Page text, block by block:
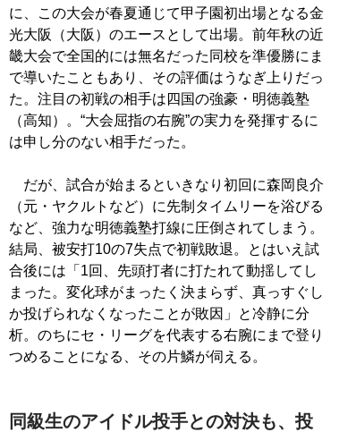
に、この大会が春夏通じて甲子園初出場となる金
光大阪（大阪）のエースとして出場。前年秋の近
畿大会で全国的には無名だった同校を準優勝にま
で導いたこともあり、その評価はうなぎ上りだっ
た。注目の初戦の相手は四国の強豪・明徳義塾
（高知）。“大会屈指の右腕”の実力を発揮するに
は申し分のない相手だった。
だが、試合が始まるといきなり初回に森岡良介
（元・ヤクルトなど）に先制タイムリーを浴びる
など、強力な明徳義塾打線に圧倒されてしまう。
結局、被安打10の7失点で初戦敗退。とはいえ試
合後には「1回、先頭打者に打たれて動揺してし
まった。変化球がまったく決まらず、真っすぐし
か投げられなくなったことが敗因」と冷静に分
析。のちにセ・リーグを代表する右腕にまで登り
つめることになる、その片鱗が伺える。
同級生のアイドル投手との対決も、投